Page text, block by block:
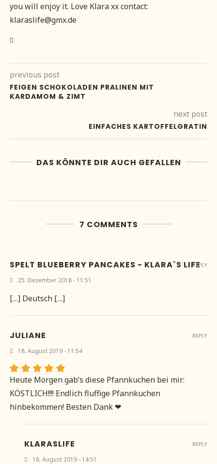
you will enjoy it. Love Klara xx contact:
klaraslife@gmx.de
previous post
FEIGEN SCHOKOLADEN PRALINEN MIT
KARDAMOM & ZIMT
next post
EINFACHES KARTOFFELGRATIN
DAS KÖNNTE DIR AUCH GEFALLEN
7 COMMENTS
SPELT BLUEBERRY PANCAKES - KLARA`S LIFE
25. Dezember 2018 - 11:51
[…] Deutsch […]
REPLY
JULIANE
18. August 2019 - 11:54
Heute Morgen gab’s diese Pfannkuchen bei mir:
KÖSTLICH!!!! Endlich fluffige Pfannkuchen
hinbekommen! Besten Dank ❤
REPLY
KLARASLIFE
18. August 2019 - 14:51
REPLY